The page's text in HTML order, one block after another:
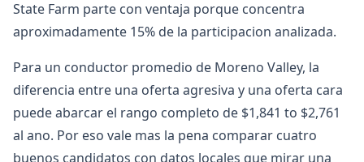
State Farm parte con ventaja porque concentra
aproximadamente 15% de la participacion analizada.
Para un conductor promedio de Moreno Valley, la
diferencia entre una oferta agresiva y una oferta cara
puede abarcar el rango completo de $1,841 to $2,761
al ano. Por eso vale mas la pena comparar cuatro
buenos candidatos con datos locales que mirar una